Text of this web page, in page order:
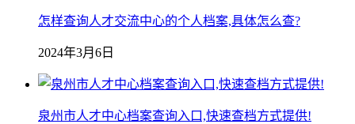
怎样查询人才交流中心的个人档案,具体怎么查?
2024年3月6日
泉州市人才中心档案查询入口,快速查档方式提供!